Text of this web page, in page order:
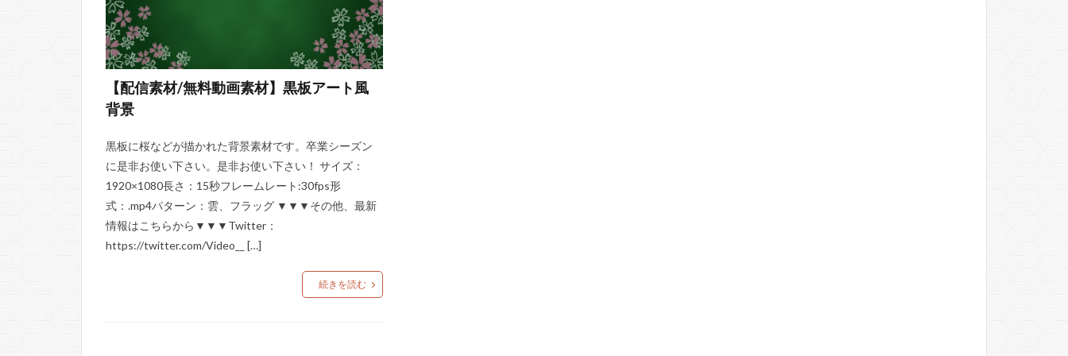
【配信素材/無料動画素材】黒板アート風
背景
黒板に桜などが描かれた背景素材です。卒業シーズン
に是非お使い下さい。是非お使い下さい！ サイズ：
1920×1080長さ：15秒フレームレート:30fps形
式：.mp4パターン：雲、フラッグ ▼▼▼その他、最新
情報はこちらから▼▼▼Twitter：
https://twitter.com/Video__ […]
続きを読む